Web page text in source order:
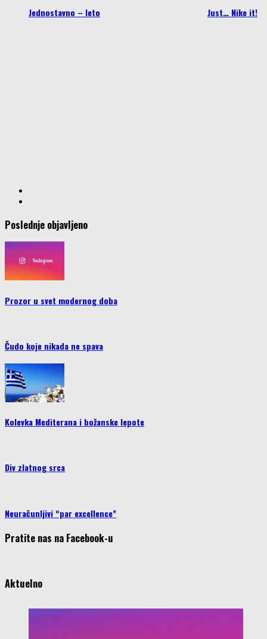
Just… Nike it!
Poslednje objavljeno
Prozor u svet modernog doba
Čudo koje nikada ne spava
Kolevka Mediterana i božanske lepote
Div zlatnog srca
Neuračunljivi “par excellence”
Pratite nas na Facebook-u
Aktuelno